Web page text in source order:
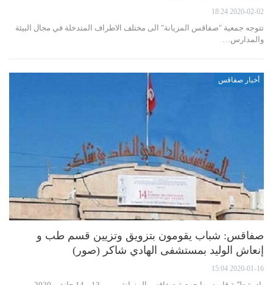
2020-02-02 18:24
تتوجه جمعية "صفاقس المزيانة" الى مختلف الاطراف المتدخلة في مجال البيئة
والمدارس…
أخبار صفاقس
صفاقس: شباب يقومون بتزويق وتزيين قسم طب و
إنعاش الوليد بمستشفى الهادي شاكر (صور)
2020-01-16 15:04